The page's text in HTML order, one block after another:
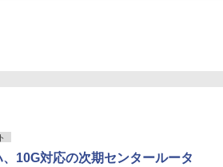
、10G対応の次期センタールータ